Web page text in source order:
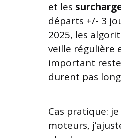
et les
départs +/- 3
2025, les
veille régulière
important
durent pas
Cas pratique:
moteurs,